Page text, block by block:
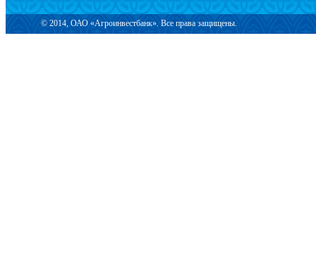
© 2014, ОАО «Агроинвестбанк». Все права защищены.